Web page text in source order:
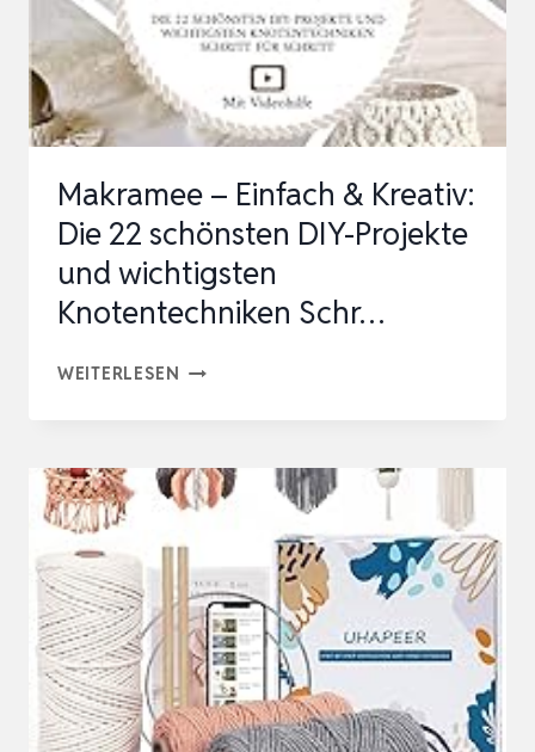
HOLZPERLEN
UND
BLÄTTER
Makramee – Einfach & Kreativ:
Die 22 schönsten DIY-Projekte
und wichtigsten
Knotentechniken Schr…
WEITERLESEN MAKRAMEE
&
KREATIV:
DIE
22
SCHÖNSTEN
DIY-
PROJEKTE
UND